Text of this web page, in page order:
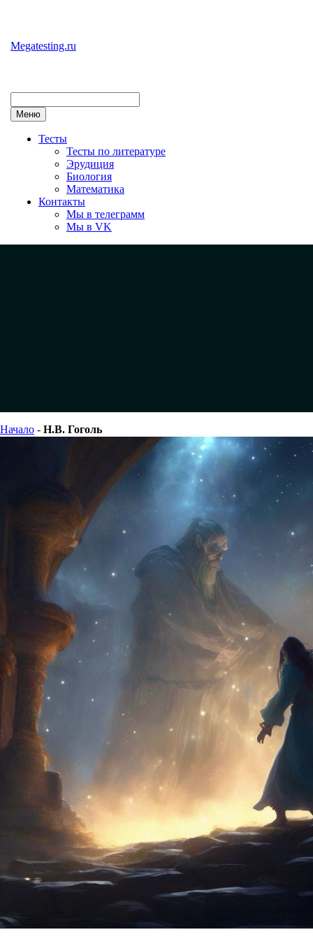
содержимому
Megatesting.ru
Меню
Тесты
Тесты по литературе
Эрудиция
Биология
Математика
Контакты
Мы в телеграмм
Мы в VK
Начало - Н.В. Гоголь